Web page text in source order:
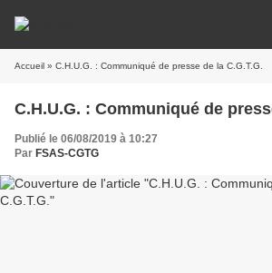
Accueil » C.H.U.G. : Communiqué de presse de la C.G.T.G.
C.H.U.G. : Communiqué de
Publié le 06/08/2019 à 10:27
Par FSAS-CGTG